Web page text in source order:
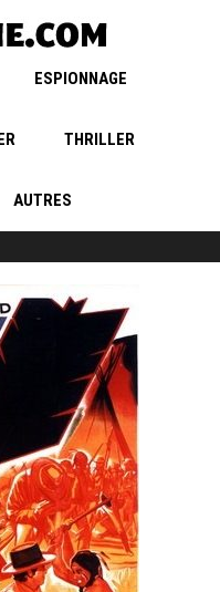
ESPIONNAGE
THRILLER
AUTRES